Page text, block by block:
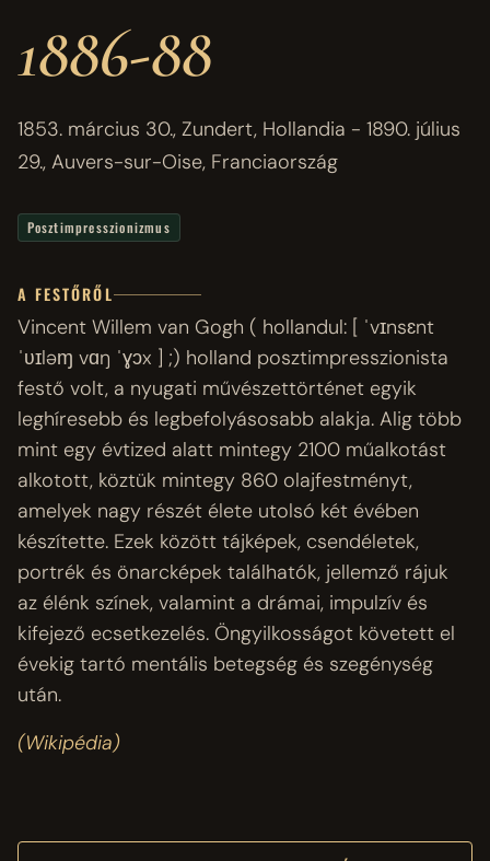
1886-88
1853. március 30., Zundert, Hollandia - 1890. július
29., Auvers-sur-Oise, Franciaország
Posztimpresszionizmus
A FESTŐRŐL
Vincent Willem van Gogh ( hollandul: [ ˈvɪnsɛnt
ˈʋɪləɱ vɑŋ ˈɣɔx ] ;) holland posztimpresszionista
festő volt, a nyugati művészettörténet egyik
leghíresebb és legbefolyásosabb alakja. Alig több
mint egy évtized alatt mintegy 2100 műalkotást
alkotott, köztük mintegy 860 olajfestményt,
amelyek nagy részét élete utolsó két évében
készítette. Ezek között tájképek, csendéletek,
portrék és önarcképek találhatók, jellemző rájuk
az élénk színek, valamint a drámai, impulzív és
kifejező ecsetkezelés. Öngyilkosságot követett el
évekig tartó mentális betegség és szegénység
után.
(Wikipédia)